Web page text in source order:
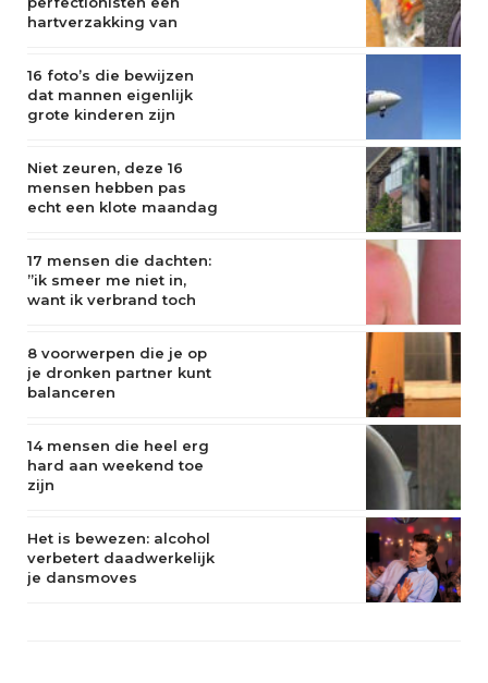
hartverzakking van
16 foto’s die bewijzen
dat mannen eigenlijk
grote kinderen zijn
Niet zeuren, deze 16
mensen hebben pas
echt een klote maandag
17 mensen die dachten:
”ik smeer me niet in,
want ik verbrand toch
8 voorwerpen die je op
je dronken partner kunt
balanceren
14 mensen die heel erg
hard aan weekend toe
zijn
Het is bewezen: alcohol
verbetert daadwerkelijk
je dansmoves